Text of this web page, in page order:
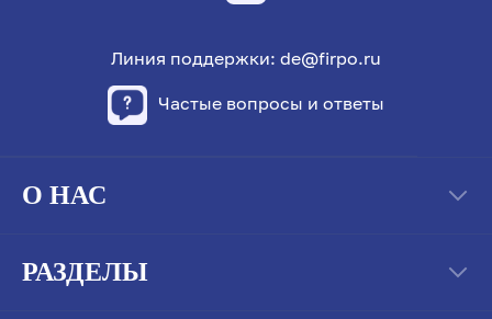
Линия поддержки: de@firpo.ru
Частые вопросы и ответы
О НАС
РАЗДЕЛЫ